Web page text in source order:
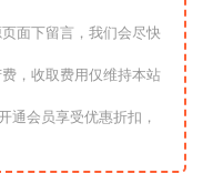
面下留言，我们会尽快
，收取费用仅维持本站
会员享受优惠折扣，